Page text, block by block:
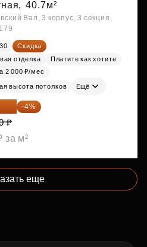
40.7м²
Вал, 3 корпус, 3 секция,
Скидка
отделка
Платите как хотите
2 000 ₽/мес
высота потолков Ещё
₽ -4%
₽
за м²
еще